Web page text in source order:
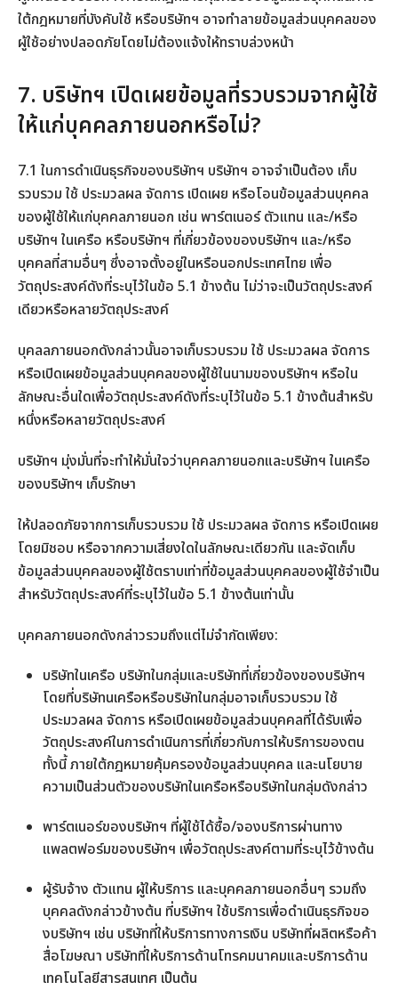
ใต้กฎหมายที่บังคับใช้ หรือบริษัทฯ อาจทำลายข้อมูลส่วนบุคคลของ
ผู้ใช้อย่างปลอดภัยโดยไม่ต้องแจ้งให้ทราบล่วงหน้า
7. บริษัทฯ เปิดเผยข้อมูลที่รวบรวมจากผู้ใช้
ให้แก่บุคคลภายนอกหรือไม่?
7.1 ในการดำเนินธุรกิจของบริษัทฯ บริษัทฯ อาจจำเป็นต้อง เก็บ
รวบรวม ใช้ ประมวลผล จัดการ เปิดเผย หรือโอนข้อมูลส่วนบุคคล
ของผู้ใช้ให้แก่บุคคลภายนอก เช่น พาร์ตเนอร์ ตัวแทน และ/หรือ
บริษัทฯ ในเครือ หรือบริษัทฯ ที่เกี่ยวข้องของบริษัทฯ และ/หรือ
บุคคลที่สามอื่นๆ ซึ่งอาจตั้งอยู่ในหรือนอกประเทศไทย เพื่อ
วัตถุประสงค์ดังที่ระบุไว้ในข้อ 5.1 ข้างต้น ไม่ว่าจะเป็นวัตถุประสงค์
เดียวหรือหลายวัตถุประสงค์
บุคลลภายนอกดังกล่าวนั้นอาจเก็บรวบรวม ใช้ ประมวลผล จัดการ
หรือเปิดเผยข้อมูลส่วนบุคคลของผู้ใช้ในนามของบริษัทฯ หรือใน
ลักษณะอื่นใดเพื่อวัตถุประสงค์ดังที่ระบุไว้ในข้อ 5.1 ข้างต้นสำหรับ
หนึ่งหรือหลายวัตถุประสงค์
บริษัทฯ มุ่งมั่นที่จะทำให้มั่นใจว่าบุคคลภายนอกและบริษัทฯ ในเครือ
ของบริษัทฯ เก็บรักษา
ให้ปลอดภัยจากการเก็บรวบรวม ใช้ ประมวลผล จัดการ หรือเปิดเผย
โดยมิชอบ หรือจากความเสี่ยงใดในลักษณะเดียวกัน และจัดเก็บ
ข้อมูลส่วนบุคคลของผู้ใช้ตราบเท่าที่ข้อมูลส่วนบุคคลของผู้ใช้จำเป็น
สำหรับวัตถุประสงค์ที่ระบุไว้ในข้อ 5.1 ข้างต้นเท่านั้น
บุคคลภายนอกดังกล่าวรวมถึงแต่ไม่จำกัดเพียง:
บริษัทในเครือ บริษัทในกลุ่มและบริษัทที่เกี่ยวข้องของบริษัทฯ
โดยที่บริษัทนเครือหรือบริษัทในกลุ่มอาจเก็บรวบรวม ใช้
ประมวลผล จัดการ หรือเปิดเผยข้อมูลส่วนบุคคลที่ได้รับเพื่อ
วัตถุประสงค์ในการดำเนินการที่เกี่ยวกับการให้บริการของตน
ทั้งนี้ ภายใต้กฎหมายคุ้มครองข้อมูลส่วนบุคคล และนโยบาย
ความเป็นส่วนตัวของบริษัทในเครือหรือบริษัทในกลุ่มดังกล่าว
พาร์ตเนอร์ของบริษัทฯ ที่ผู้ใช้ได้ซื้อ/จองบริการผ่านทาง
แพลตฟอร์มของบริษัทฯ เพื่อวัตถุประสงค์ตามที่ระบุไว้ข้างต้น
ผู้รับจ้าง ตัวแทน ผู้ให้บริการ และบุคคลภายนอกอื่นๆ รวมถึง
บุคคลดังกล่าวข้างต้น ที่บริษัทฯ ใช้บริการเพื่อดำเนินธุรกิจขอ
งบริษัทฯ เช่น บริษัทที่ให้บริการทางการเงิน บริษัทที่ผลิตหรือค้า
สื่อโฆษณา บริษัทที่ให้บริการด้านโทรคมนาคมและบริการด้าน
เทคโนโลยีสารสนเทศ เป็นต้น